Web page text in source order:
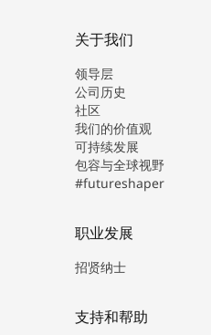
关于我们
领导层
公司历史
社区
我们的价值观
可持续发展
包容与全球视野
#futureshaper
职业发展
招贤纳士
支持和帮助